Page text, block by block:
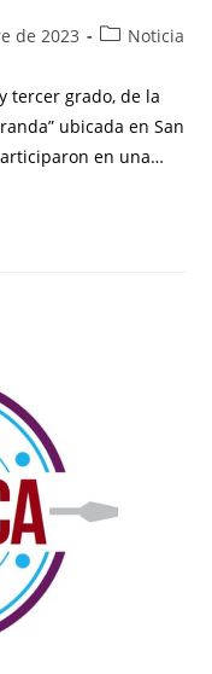
de 2023 Noticia
tercer grado, de la
ubicada en San
en una…